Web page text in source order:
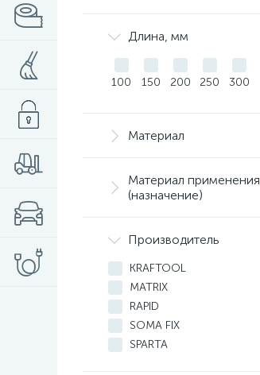
Длина, мм
100 150 200 250 300
Материал
Материал применения
(назначение)
Производитель
KRAFTOOL
MATRIX
RAPID
SOMA FIX
SPARTA